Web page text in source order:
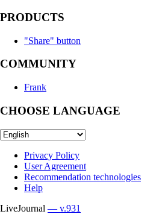
PRODUCTS
"Share" button
COMMUNITY
Frank
CHOOSE LANGUAGE
Privacy Policy
User Agreement
Recommendation technologies
Help
LiveJournal — v.931